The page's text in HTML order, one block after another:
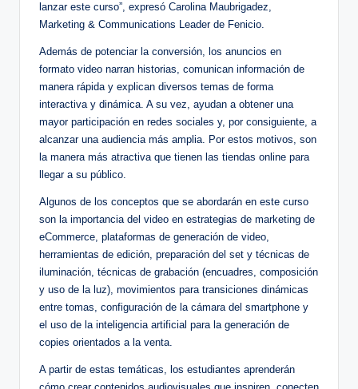
lanzar este curso”, expresó Carolina Maubrigadez,
Marketing & Communications Leader de Fenicio.
Además de potenciar la conversión, los anuncios en
formato video narran historias, comunican información de
manera rápida y explican diversos temas de forma
interactiva y dinámica. A su vez, ayudan a obtener una
mayor participación en redes sociales y, por consiguiente, a
alcanzar una audiencia más amplia. Por estos motivos, son
la manera más atractiva que tienen las tiendas online para
llegar a su público.
Algunos de los conceptos que se abordarán en este curso
son la importancia del video en estrategias de marketing de
eCommerce, plataformas de generación de video,
herramientas de edición, preparación del set y técnicas de
iluminación, técnicas de grabación (encuadres, composición
y uso de la luz), movimientos para transiciones dinámicas
entre tomas, configuración de la cámara del smartphone y
el uso de la inteligencia artificial para la generación de
copies orientados a la venta.
A partir de estas temáticas, los estudiantes aprenderán